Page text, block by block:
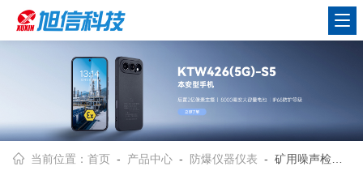
当前位置：首页 - 产品中心 - 防爆仪器仪表 - 矿用噪声检测仪